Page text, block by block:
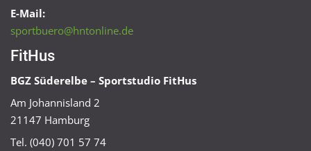
E-Mail:
sportbuero@hntonline.de
FitHus
BGZ Süderelbe – Sportstudio FitHus
Am Johannisland 2
21147 Hamburg
Tel. (040) 701 57 74